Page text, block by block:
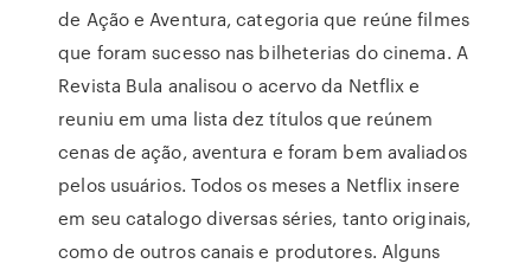
de Ação e Aventura, categoria que reúne filmes
que foram sucesso nas bilheterias do cinema. A
Revista Bula analisou o acervo da Netflix e
reuniu em uma lista dez títulos que reúnem
cenas de ação, aventura e foram bem avaliados
pelos usuários. Todos os meses a Netflix insere
em seu catalogo diversas séries, tanto originais,
como de outros canais e produtores. Alguns